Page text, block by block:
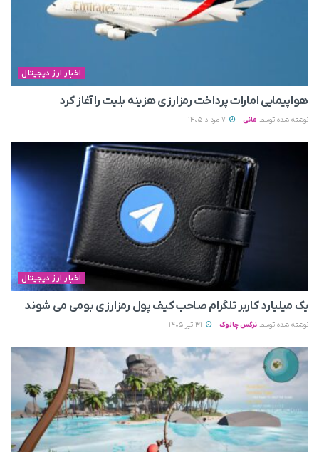
اخبار ارز دیجیتال
هواپیمایی امارات پرداخت رمزارزی هزینه بلیت را آغاز کرد
نوشته شده توسط مانی
اخبار ارز دیجیتال
یک میلیارد کاربر تلگرام صاحب کیف پول رمزارزی بومی می‌ شوند
نوشته شده توسط نرگس چالوک